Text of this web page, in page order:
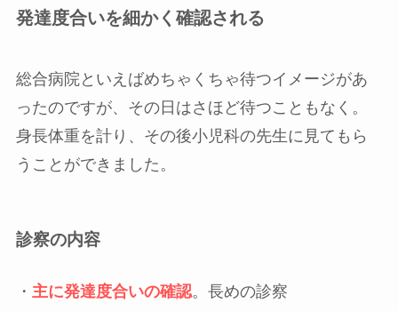
発達度合いを細かく確認される
総合病院といえばめちゃくちゃ待つイメージがあ
ったのですが、その日はさほど待つこともなく。
身長体重を計り、その後小児科の先生に見てもら
うことができました。
診察の内容
・ 主に発達度合いの確認。長めの診察